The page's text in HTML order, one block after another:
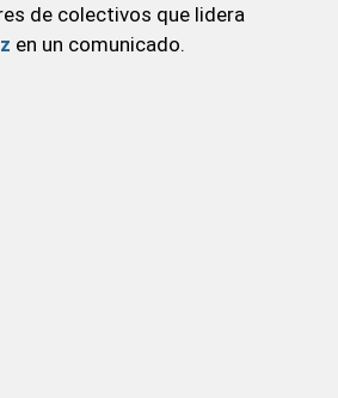
de colectivos que lidera
en un comunicado.